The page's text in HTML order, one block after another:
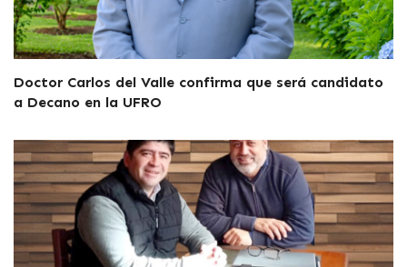
Doctor Carlos del Valle confirma que será candidato
a Decano en la UFRO